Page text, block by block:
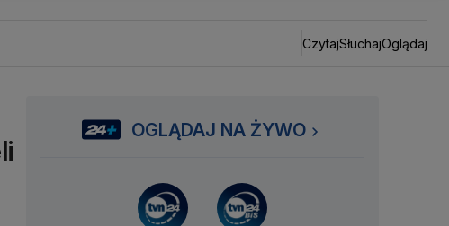
CzytajSłuchajOglądaj
OGLĄDAJ NA ŻYWO